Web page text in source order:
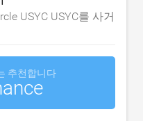
USYC USYC를 사거
추천합니다